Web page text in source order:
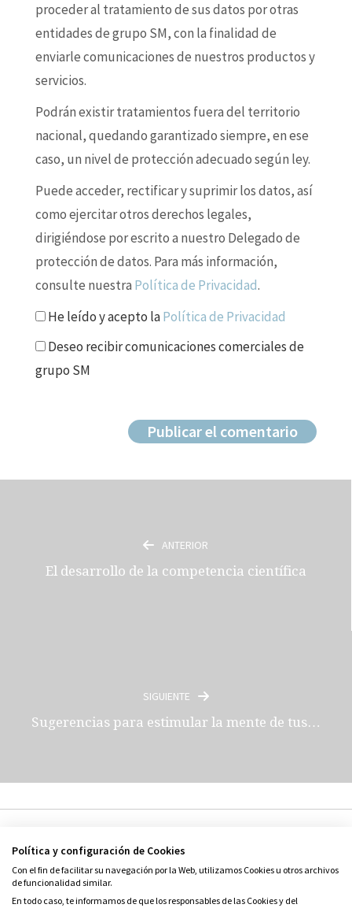
proceder al tratamiento de sus datos por otras
entidades de grupo SM, con la finalidad de
enviarle comunicaciones de nuestros productos y
servicios.
Podrán existir tratamientos fuera del territorio
nacional, quedando garantizado siempre, en ese
caso, un nivel de protección adecuado según ley.
Puede acceder, rectificar y suprimir los datos, así
como ejercitar otros derechos legales,
dirigiéndose por escrito a nuestro Delegado de
protección de datos. Para más información,
consulte nuestra Política de Privacidad.
He leído y acepto laPolítica de Privacidad
Deseo recibir comunicaciones comerciales de
grupo SM
ANTERIOR
El desarrollo de la competencia científica
SIGUIENTE
Sugerencias para estimular la mente de tus…
Política y configuración de Cookies
Con el fin de facilitar su navegación por la Web, utilizamos Cookies u otros archivos
de funcionalidad similar.
En todo caso, te informamos de que los responsables de las Cookies y del